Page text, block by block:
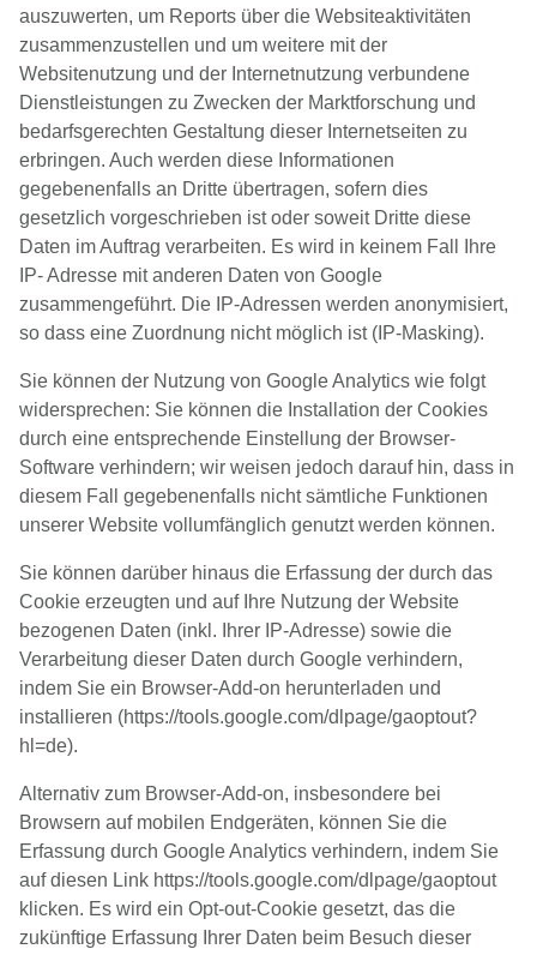
auszuwerten, um Reports über die Websiteaktivitäten
zusammenzustellen und um weitere mit der
Websitenutzung und der Internetnutzung verbundene
Dienstleistungen zu Zwecken der Marktforschung und
bedarfsgerechten Gestaltung dieser Internetseiten zu
erbringen. Auch werden diese Informationen
gegebenenfalls an Dritte übertragen, sofern dies
gesetzlich vorgeschrieben ist oder soweit Dritte diese
Daten im Auftrag verarbeiten. Es wird in keinem Fall Ihre
IP- Adresse mit anderen Daten von Google
zusammengeführt. Die IP-Adressen werden anonymisiert,
so dass eine Zuordnung nicht möglich ist (IP-Masking).
Sie können der Nutzung von Google Analytics wie folgt
widersprechen: Sie können die Installation der Cookies
durch eine entsprechende Einstellung der Browser-
Software verhindern; wir weisen jedoch darauf hin, dass in
diesem Fall gegebenenfalls nicht sämtliche Funktionen
unserer Website vollumfänglich genutzt werden können.
Sie können darüber hinaus die Erfassung der durch das
Cookie erzeugten und auf Ihre Nutzung der Website
bezogenen Daten (inkl. Ihrer IP-Adresse) sowie die
Verarbeitung dieser Daten durch Google verhindern,
indem Sie ein Browser-Add-on herunterladen und
installieren (https://tools.google.com/dlpage/gaoptout?
hl=de).
Alternativ zum Browser-Add-on, insbesondere bei
Browsern auf mobilen Endgeräten, können Sie die
Erfassung durch Google Analytics verhindern, indem Sie
auf diesen Link https://tools.google.com/dlpage/gaoptout
klicken. Es wird ein Opt-out-Cookie gesetzt, das die
zukünftige Erfassung Ihrer Daten beim Besuch dieser